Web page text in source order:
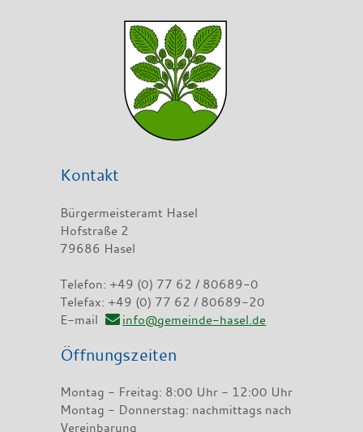
Kontakt
Bürgermeisteramt Hasel
Hofstraße 2
79686 Hasel
Telefon: +49 (0) 77 62 / 80689-0
Telefax: +49 (0) 77 62 / 80689-20
E-mail
info@gemeinde-hasel.de
Öffnungszeiten
Montag - Freitag: 8:00 Uhr - 12:00 Uhr
Montag - Donnerstag: nachmittags nach
Vereinbarung